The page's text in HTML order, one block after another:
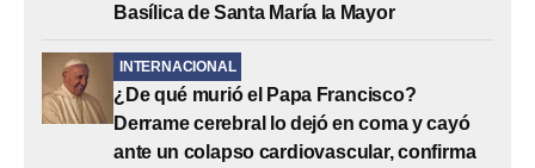
Basílica de Santa María la Mayor
INTERNACIONAL
¿De qué murió el Papa Francisco?
Derrame cerebral lo dejó en coma y cayó
ante un colapso cardiovascular, confirma